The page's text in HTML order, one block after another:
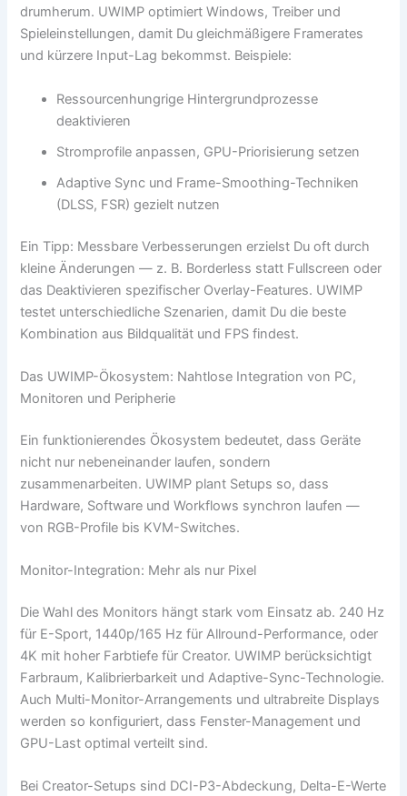
drumherum. UWIMP optimiert Windows, Treiber und
Spieleinstellungen, damit Du gleichmäßigere Framerates
und kürzere Input-Lag bekommst. Beispiele:
Ressourcenhungrige Hintergrundprozesse
deaktivieren
Stromprofile anpassen, GPU-Priorisierung setzen
Adaptive Sync und Frame-Smoothing-Techniken
(DLSS, FSR) gezielt nutzen
Ein Tipp: Messbare Verbesserungen erzielst Du oft durch
kleine Änderungen — z. B. Borderless statt Fullscreen oder
das Deaktivieren spezifischer Overlay-Features. UWIMP
testet unterschiedliche Szenarien, damit Du die beste
Kombination aus Bildqualität und FPS findest.
Das UWIMP-Ökosystem: Nahtlose Integration von PC,
Monitoren und Peripherie
Ein funktionierendes Ökosystem bedeutet, dass Geräte
nicht nur nebeneinander laufen, sondern
zusammenarbeiten. UWIMP plant Setups so, dass
Hardware, Software und Workflows synchron laufen —
von RGB-Profile bis KVM-Switches.
Monitor-Integration: Mehr als nur Pixel
Die Wahl des Monitors hängt stark vom Einsatz ab. 240 Hz
für E-Sport, 1440p/165 Hz für Allround-Performance, oder
4K mit hoher Farbtiefe für Creator. UWIMP berücksichtigt
Farbraum, Kalibrierbarkeit und Adaptive-Sync-Technologie.
Auch Multi-Monitor-Arrangements und ultrabreite Displays
werden so konfiguriert, dass Fenster-Management und
GPU-Last optimal verteilt sind.
Bei Creator-Setups sind DCI-P3-Abdeckung, Delta-E-Werte